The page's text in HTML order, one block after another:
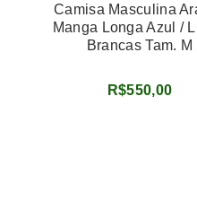
Camisa Masculina
Manga Longa Azul /
Brancas Tam. M
R$550,00